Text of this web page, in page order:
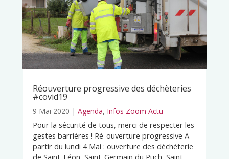
Réouverture progressive des déchèteries
#covid19
9 Mai 2020 | Agenda, Infos Zoom Actu
Pour la sécurité de tous, merci de respecter les
gestes barrières ! Ré-ouverture progressive A
partir du lundi 4 Mai : ouverture des déchèterie